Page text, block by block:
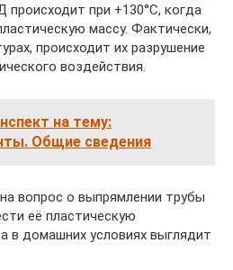
при +130°C, когда
массу. Фактически,
происходит их разрушение
воздействия.
на тему:
Общие сведения
вопрос о выпрямлении трубы
её пластическую
домашних условиях выглядит